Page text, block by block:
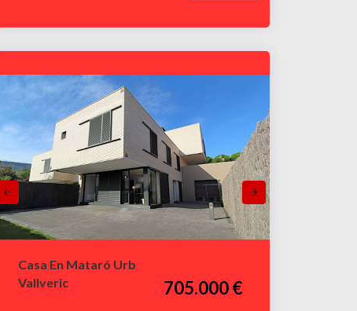
Casa En Mataró Urb
Vallveric
705.000 €